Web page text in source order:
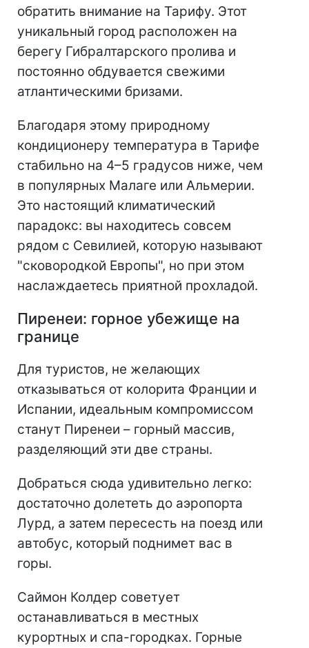
обратить внимание на Тарифу. Этот
уникальный город расположен на
берегу Гибралтарского пролива и
постоянно обдувается свежими
атлантическими бризами.
Благодаря этому природному
кондиционеру температура в Тарифе
стабильно на 4–5 градусов ниже, чем
в популярных Малаге или Альмерии.
Это настоящий климатический
парадокс: вы находитесь совсем
рядом с Севилией, которую называют
"сковородкой Европы", но при этом
наслаждаетесь приятной прохладой.
Пиренеи: горное убежище на
границе
Для туристов, не желающих
отказываться от колорита Франции и
Испании, идеальным компромиссом
станут Пиренеи – горный массив,
разделяющий эти две страны.
Добраться сюда удивительно легко:
достаточно долететь до аэропорта
Лурд, а затем пересесть на поезд или
автобус, который поднимет вас в
горы.
Саймон Колдер советует
останавливаться в местных
курортных и спа-городках. Горные